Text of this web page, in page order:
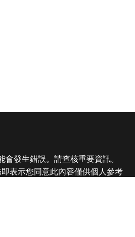
會發生錯誤。請查核重要資訊。
表示您同意此內容僅供個人參考